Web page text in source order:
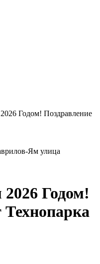
Годом! Поздравление
Ям улица
Годом!
Технопарка